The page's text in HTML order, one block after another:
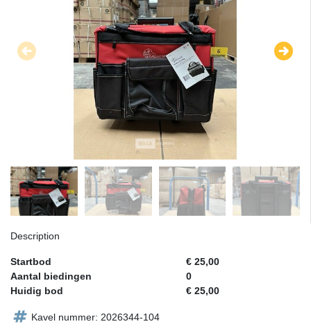
Description
Startbod
€ 25,00
Aantal biedingen
0
Huidig bod
€ 25,00
Kavel nummer: 2026344-104